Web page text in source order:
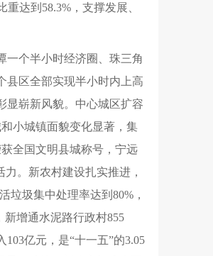
达到58.3%，支撑发展、
一个半小时经济圈、珠三角
县区全部实现半小时内上高
显崭新风貌。中心城区扩容
小城镇面貌变化显著，集
全国文明县城称号，宁远
。新农村建设扎实推进，
垃圾集中处理率达到80%，
增通水泥路行政村855
亿元，是“十一五”的3.05